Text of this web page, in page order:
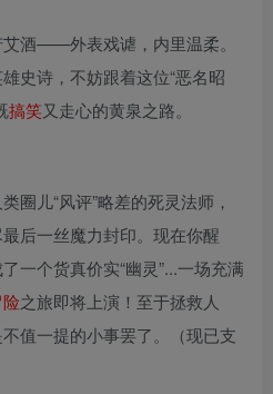
酒——外表戏谑，内里温柔。
史诗，不妨跟着这位“恶名昭
搞笑又走心的黄泉之路。
圈儿“风评”略差的死灵法师，
后一丝魔力封印。现在你醒
一个货真价实“幽灵”...一场充满
之旅即将上演！至于拯救人
值一提的小事罢了。（现已支